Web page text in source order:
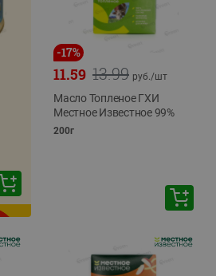
-17%
13.99
11.59 руб./шт
Масло Топленое ГХИ
Местное Известное 99%
200г